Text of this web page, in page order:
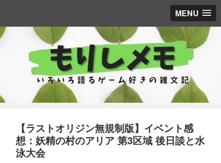
MENU
【ラストオリジン無規制版】イベント感
想：妖精の村のアリア 第3区域 後日談と水
泳大会